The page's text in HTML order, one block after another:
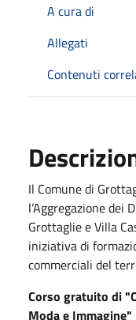
A cura di
Allegati
Contenuti
Il Comune di
l’Aggregazione dei
Grottaglie e Villa
iniziativa di
commerciali del
Corso gratuito di
Moda e Immagine"